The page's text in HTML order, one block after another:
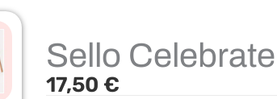
Sello
17,50 €